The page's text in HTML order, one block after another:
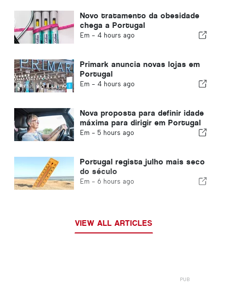
Novo tratamento da obesidade
chega a Portugal
Em - 4 hours ago
Primark anuncia novas lojas em
Portugal
Em - 4 hours ago
Nova proposta para definir idade
máxima para dirigir em Portugal
Em - 5 hours ago
Portugal regista julho mais seco
do século
Em - 6 hours ago
VIEW ALL ARTICLES